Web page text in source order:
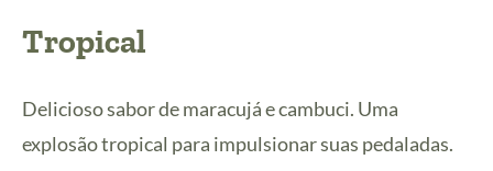
Tropical
Delicioso sabor de maracujá e cambuci. Uma
explosão tropical para impulsionar suas pedaladas.